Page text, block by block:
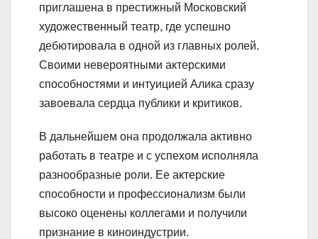
приглашена в престижный Московский
художественный театр, где успешно
дебютировала в одной из главных ролей.
Своими невероятными актерскими
способностями и интуицией Алика сразу
завоевала сердца публики и критиков.
В дальнейшем она продолжала активно
работать в театре и с успехом исполняла
разнообразные роли. Ее актерские
способности и профессионализм были
высоко оценены коллегами и получили
признание в киноиндустрии.